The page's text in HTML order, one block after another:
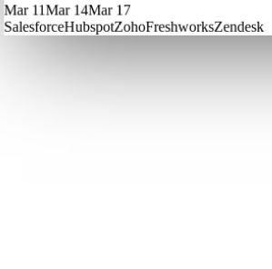
Mar 11Mar 14Mar 17
SalesforceHubspotZohoFreshworksZendesk